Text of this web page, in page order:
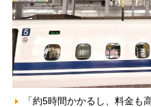
「約5時間かかるし、料金も